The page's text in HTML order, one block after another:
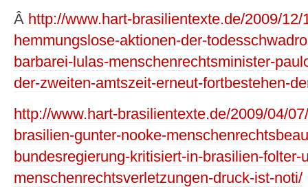
Â http://www.hart-brasilientexte.de/2009/
hemmungslose-aktionen-der-
barbarei-lulas-menschenrechtsminister-
der-zweiten-amtszeit-erneut-fortbestehen-
http://www.hart-brasilientexte.de/2009/04/
brasilien-gunter-nooke-
bundesregierung-kritisiert-in-brasilien-folter-
menschenrechtsverletzungen-druck-ist-noti/